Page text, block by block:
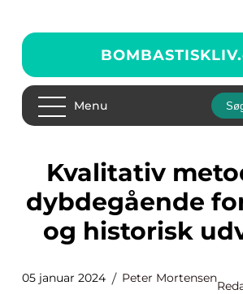
BOMBASTISKLIV.
Menu
Kvalitativ metode: En
dybdegående
og historisk
05 januar 2024 Peter Mortensen